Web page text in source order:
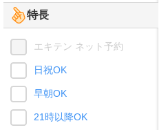
特長
エキテン ネット予約
日祝OK
早朝OK
21時以降OK